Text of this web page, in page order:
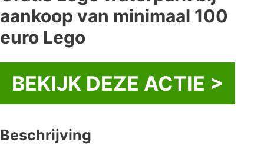
aankoop van minimaal 100
euro Lego
BEKIJK DEZE ACTIE >
Beschrijving